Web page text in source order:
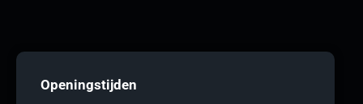
Openingstijden